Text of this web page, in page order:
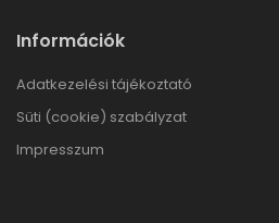
Információk
Adatkezelési tájékoztató
Süti (cookie) szabályzat
Impresszum